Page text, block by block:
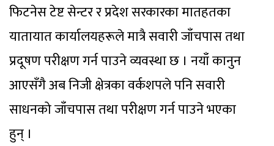
फिटनेस टेष्ट सेन्टर र प्रदेश सरकारका मातहतका
यातायात कार्यालयहरूले मात्रै सवारी जाँचपास तथा
प्रदूषण परीक्षण गर्न पाउने व्यवस्था छ । नयाँ कानुन
आएसँगै अब निजी क्षेत्रका वर्कशपले पनि सवारी
साधनको जाँचपास तथा परीक्षण गर्न पाउने भएका
हुन् ।